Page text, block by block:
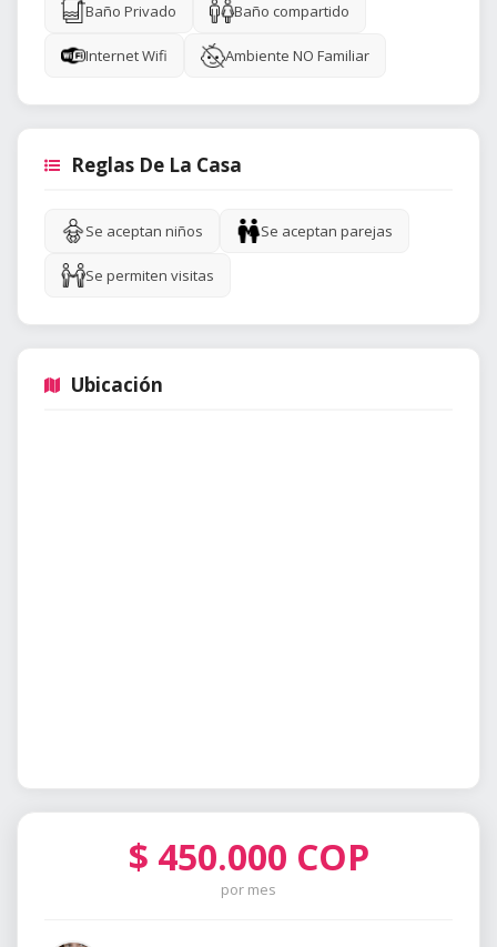
Baño Privado Baño compartido
Internet Wifi Ambiente NO Familiar
Reglas De La Casa
Se aceptan niños Se aceptan parejas
Se permiten visitas
Ubicación
$ 450.000 COP
por mes